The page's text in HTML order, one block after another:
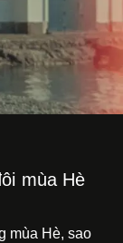
mùa Hè
mùa Hè, sao